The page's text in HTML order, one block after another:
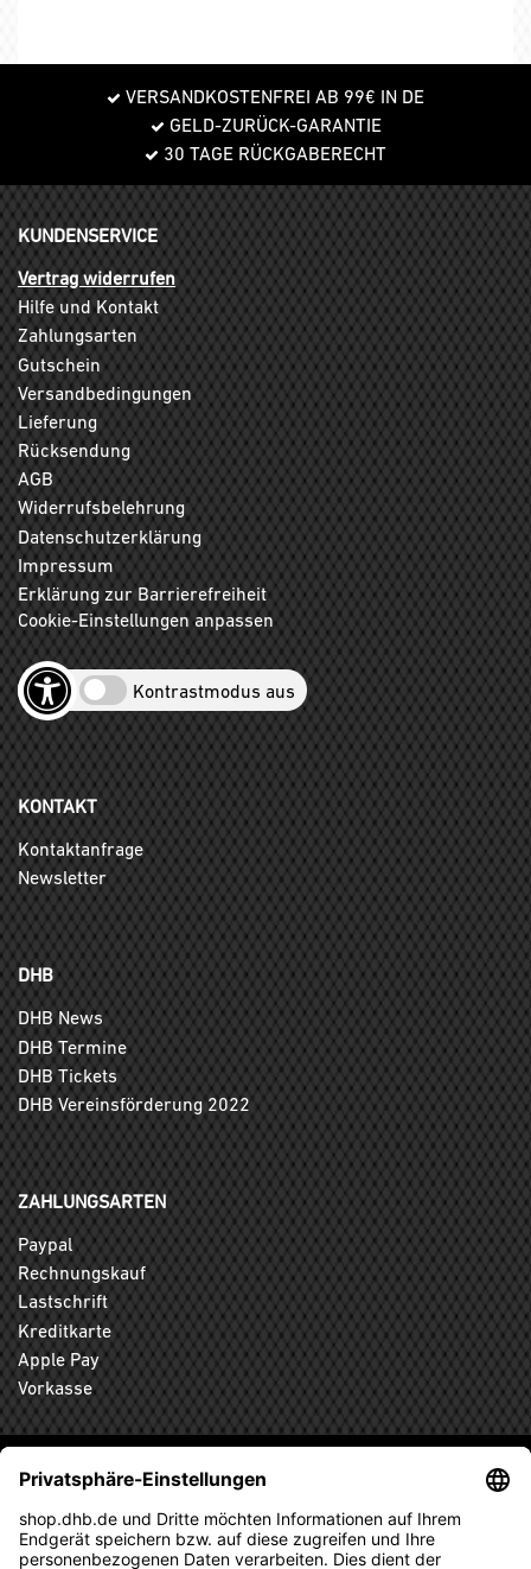
VERSANDKOSTENFREI AB 99€ IN DE
GELD-ZURÜCK-GARANTIE
30 TAGE RÜCKGABERECHT
KUNDENSERVICE
Vertrag widerrufen
Hilfe und Kontakt
Zahlungsarten
Gutschein
Versandbedingungen
Lieferung
Rücksendung
AGB
Widerrufsbelehrung
Datenschutzerklärung
Impressum
Erklärung zur Barrierefreiheit
Cookie-Einstellungen anpassen
Kontrastmodus aus
KONTAKT
Kontaktanfrage
Newsletter
DHB
DHB News
DHB Termine
DHB Tickets
DHB Vereinsförderung 2022
ZAHLUNGSARTEN
Paypal
Rechnungskauf
Lastschrift
Kreditkarte
Apple Pay
Vorkasse
ABONNIEREN SIE DEN KOSTENLOSEN DHB-FANSHOP
NEWSLETTER UND VERPASSEN SIE KEINE NEUIGKEIT ODER
AKTION MEHR.